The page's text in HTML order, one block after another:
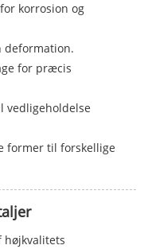
korrosion og
deformation.
for præcis
vedligeholdelse
former til forskellige
højkvalitets